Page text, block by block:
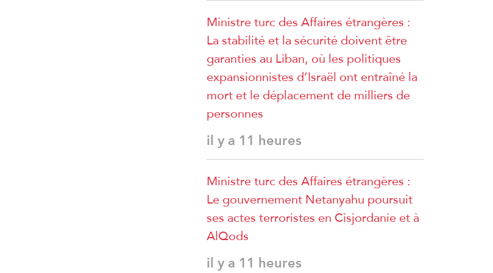
Ministre turc des Affaires étrangères :
La stabilité et la sécurité doivent être
garanties au Liban, où les politiques
expansionnistes d’Israël ont entraîné la
mort et le déplacement de milliers de
personnes
il y a 11 heures
Ministre turc des Affaires étrangères :
Le gouvernement Netanyahu poursuit
ses actes terroristes en Cisjordanie et à
AlQods
il y a 11 heures